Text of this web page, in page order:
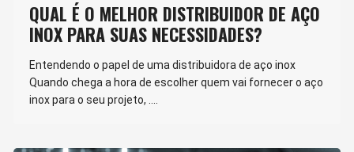
QUAL É O MELHOR DISTRIBUIDOR DE AÇO
INOX PARA SUAS NECESSIDADES?
Entendendo o papel de uma distribuidora de aço inox
Quando chega a hora de escolher quem vai fornecer o aço
inox para o seu projeto, ….